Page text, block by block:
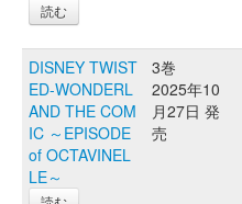
読む
DISNEY TWIST
ED-WONDERL
AND THE COM
IC ～EPISODE
of OCTAVINEL
LE～
3巻
2025年10
月27日 発
売